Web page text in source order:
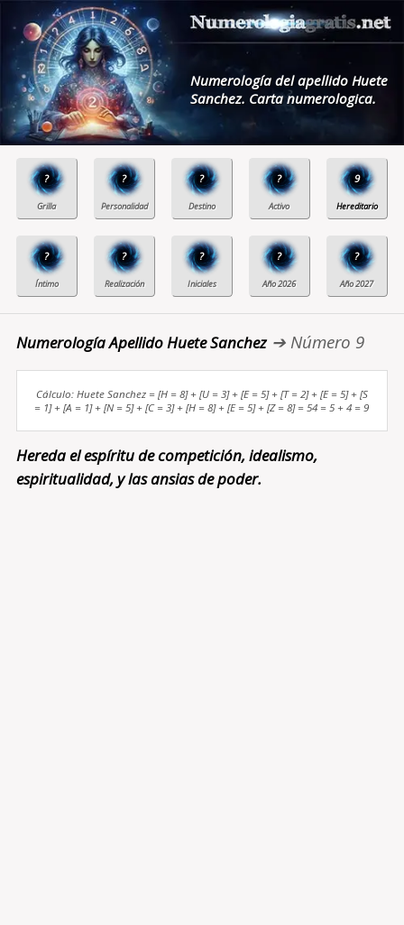
Numerología del apellido Huete
Sanchez. Carta numerologica.
? ? ? ? 9
? ? ? ? ?
Numerología Apellido Huete Sanchez➔ Número 9
Cálculo: Huete Sanchez = [H = 8] + [U = 3] + [E = 5] + [T = 2] + [E = 5] + [S
= 1] + [A = 1] + [N = 5] + [C = 3] + [H = 8] + [E = 5] + [Z = 8] = 54 = 5 + 4 = 9
Hereda el espíritu de competición, idealismo,
espiritualidad, y las ansias de poder.